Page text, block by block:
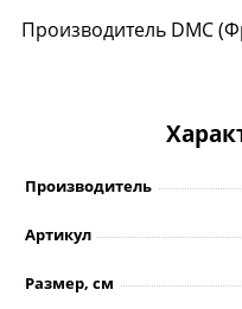
Производитель DMC
Производитель
Артикул
Размер, см